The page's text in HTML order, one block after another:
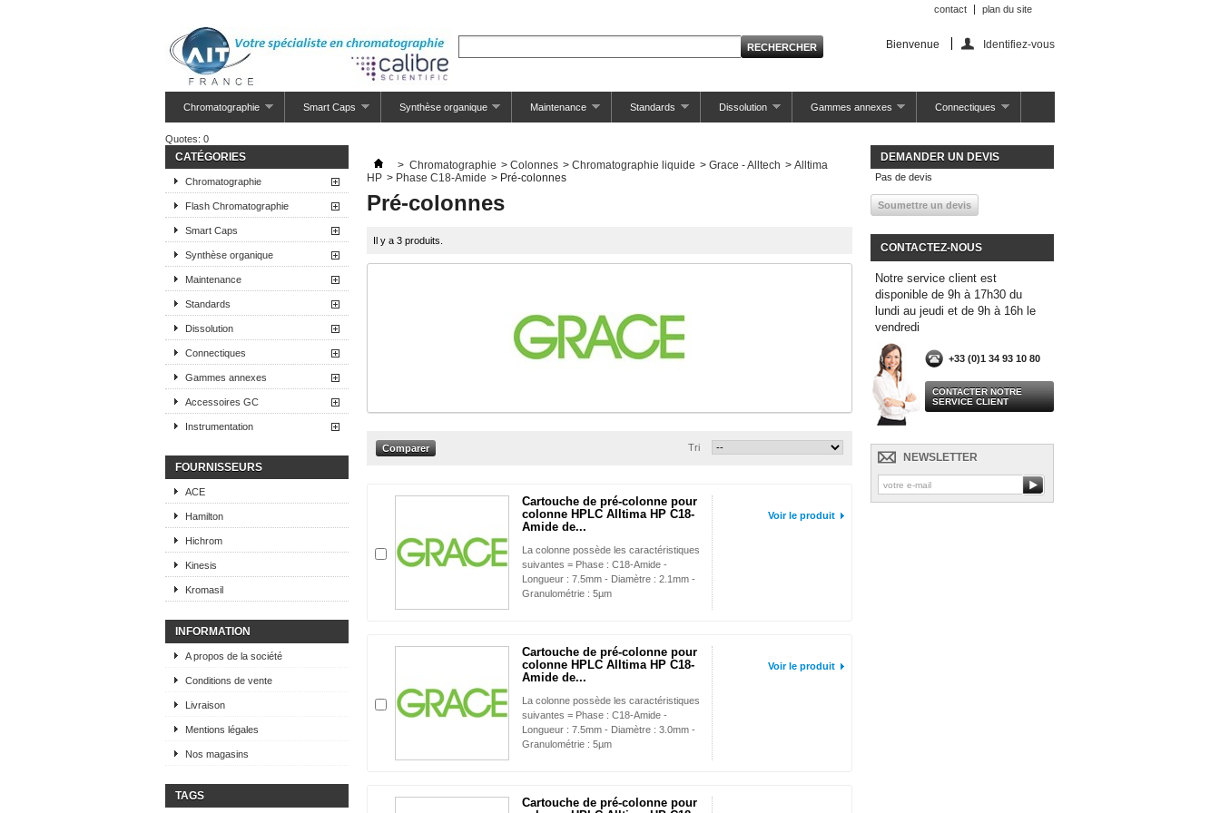
contact plan du site
Bienvenue Identifiez-vous
Chromatographie Smart Caps Synthèse organique Maintenance Standards Dissolution Gammes annexes Connectiques
Quotes: 0
CATÉGORIES
Chromatographie
Flash Chromatographie
Smart Caps
Synthèse organique
Maintenance
Standards
Dissolution
Connectiques
Gammes annexes
Accessoires GC
Instrumentation
FOURNISSEURS
ACE
Hamilton
Hichrom
Kinesis
Kromasil
INFORMATION
A propos de la société
Conditions de vente
Livraison
Mentions légales
Nos magasins
TAGS
> Chromatographie > Colonnes > Chromatographie liquide > Grace - Alltech > Alltima
HP > Phase C18-Amide > Pré-colonnes
Pré-colonnes
Il y a 3 produits.
Tri
Cartouche de pré-colonne pour
colonne HPLC Alltima HP C18-
Amide de...
La colonne possède les caractéristiques
suivantes = Phase : C18-Amide -
Longueur : 7.5mm - Diamètre : 2.1mm -
Granulométrie : 5µm
Voir le produit
Cartouche de pré-colonne pour
colonne HPLC Alltima HP C18-
Amide de...
La colonne possède les caractéristiques
suivantes = Phase : C18-Amide -
Longueur : 7.5mm - Diamètre : 3.0mm -
Granulométrie : 5µm
Voir le produit
Cartouche de pré-colonne pour
DEMANDER UN DEVIS
Pas de devis
CONTACTEZ-NOUS
Notre service client est
disponible de 9h à 17h30 du
lundi au jeudi et de 9h à 16h le
vendredi
+33 (0)1 34 93 10 80
CONTACTER NOTRE
SERVICE CLIENT
NEWSLETTER